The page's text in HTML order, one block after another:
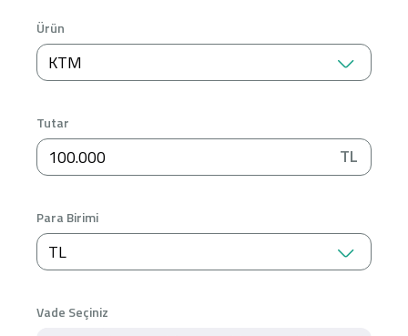
Araç Finansmanı
Konut Finansmanı
Ticari Kartlar
Ürün
KTM
Tutar
TL
Para Birimi
TL
Vade Seçiniz